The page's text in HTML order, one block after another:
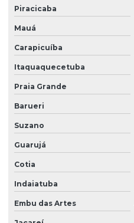
Piracicaba
Mauá
Carapicuíba
Itaquaquecetuba
Praia Grande
Barueri
Suzano
Guarujá
Cotia
Indaiatuba
Embu das Artes